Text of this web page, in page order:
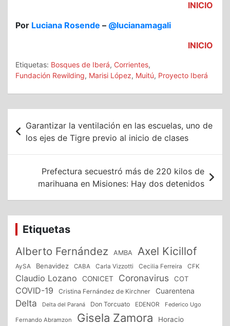
INICIO
Por Luciana Rosende – @lucianamagali
INICIO
Etiquetas: Bosques de Iberá, Corrientes,
Fundación Rewilding, Marisi López, Muitú, Proyecto Iberá
Navegación
de
entradas
Garantizar la ventilación en las escuelas, uno de
los ejes de Tigre previo al inicio de clases
Prefectura secuestró más de 220 kilos de
marihuana en Misiones: Hay dos detenidos
Etiquetas
Alberto Fernández AMBA Axel Kicillof
AySA Benavidez CABA Carla Vizzotti Cecilia Ferreira CFK
Claudio Lozano CONICET Coronavirus COT
COVID-19 Cristina Fernández de Kirchner Cuarentena
Delta Delta del Paraná Don Torcuato EDENOR Federico Ugo
Fernando Abramzon Gisela Zamora
Horacio